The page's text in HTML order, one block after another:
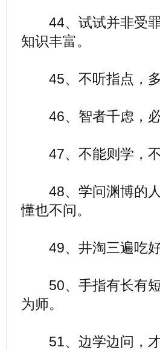
44、试试并非受罪
知识丰富。
45、不听指点，多
46、智者千虑，必
47、不能则学，不
48、学问渊博的人
懂也不问。
49、井淘三遍吃好
50、手指有长有短
为师。
51、边学边问，才